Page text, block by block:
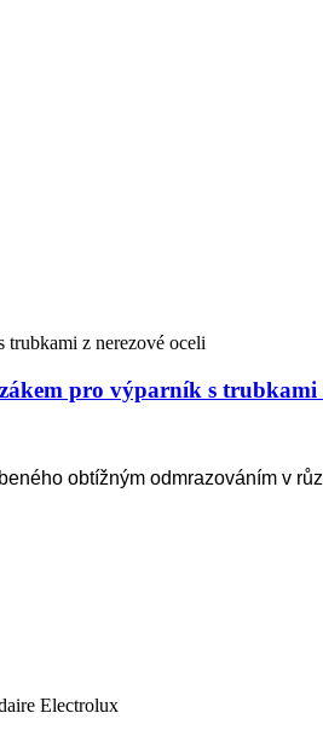
pro výparník s trubkami
obtížným odmrazováním v